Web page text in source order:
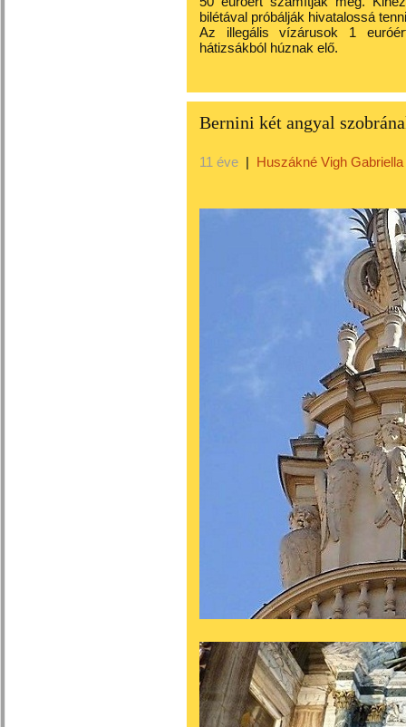
bilétával próbálják hivatalossá
Az illegális vízárusok 1
hátizsákból húznak elő.
Bernini két angyal
11 éve | Huszákné Vigh Gabriella